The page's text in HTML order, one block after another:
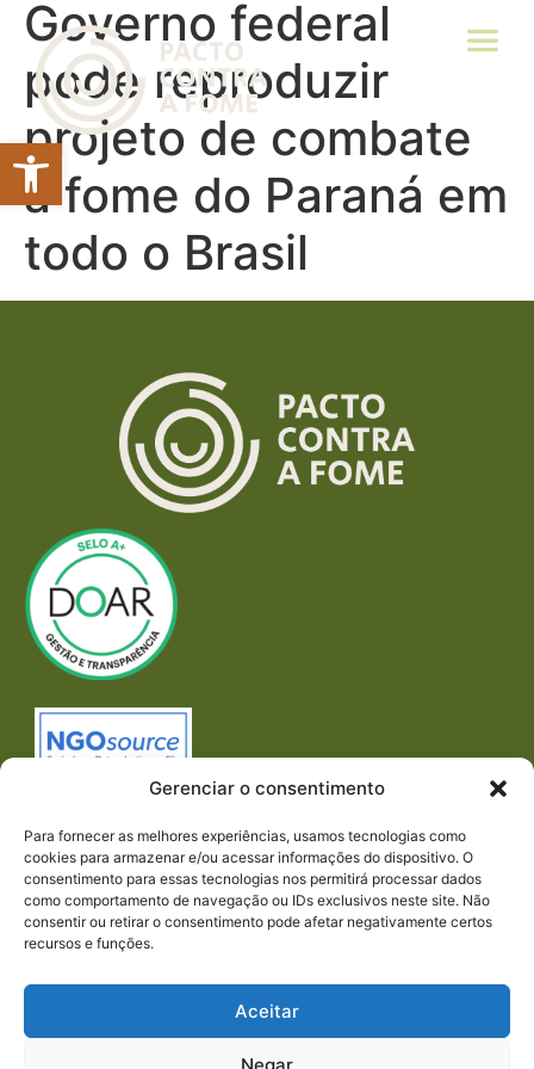
Abrir a barra de ferramentas
Gerenciar o consentimento
Para fornecer as melhores experiências, usamos tecnologias como
cookies para armazenar e/ou acessar informações do dispositivo. O
consentimento para essas tecnologias nos permitirá processar dados
como comportamento de navegação ou IDs exclusivos neste site. Não
consentir ou retirar o consentimento pode afetar negativamente certos
recursos e funções.
Aceitar
Negar
Governo federal
pode reproduzir
projeto de combate
à fome do Paraná em
todo o Brasil
REDES SOCIAIS